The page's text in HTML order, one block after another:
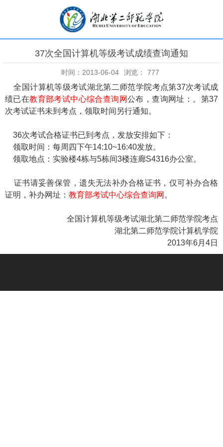
37次全国计算机等级考试成绩查询通知
时间：2013-06-04 浏览： 777
全国计算机等级考试湖北第二师范学院考点第37次考试成
绩已在教育部考试中心综合查询网公布，查询网址： 。第37
次考试证书未到考点，领取时间另行通知。
36次考试合格证书已到考点，发放安排如下：
领取时间：每周四下午14:10~16:40发放。
领取地点：实验楼4栋与5栋间3楼连廊S4316办公室。
证书请妥善保管，遗失无法补办合格证书，仅可补办合格
证明，补办网址： 教育部考试中心综合查询网 。
全国计算机等级考试湖北第二师范学院考点
湖北第二师范学院计算机学院
2013年6月4日